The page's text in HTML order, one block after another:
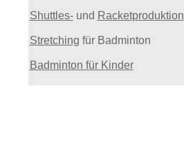
Shuttles- und Racketproduktion
Stretching für Badminton
Badminton für Kinder